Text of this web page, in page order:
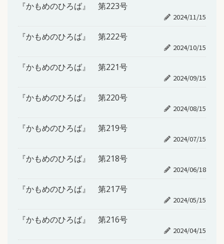
『かもめのひろば』 第223号
2024/11/15
『かもめのひろば』 第222号
2024/10/15
『かもめのひろば』 第221号
2024/09/15
『かもめのひろば』 第220号
2024/08/15
『かもめのひろば』 第219号
2024/07/15
『かもめのひろば』 第218号
2024/06/18
『かもめのひろば』 第217号
2024/05/15
『かもめのひろば』 第216号
2024/04/15